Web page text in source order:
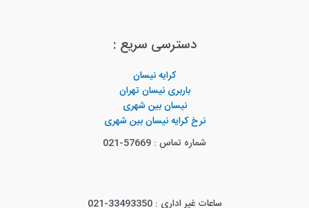
دسترسی سریع :
کرایه نیسان
باربری نیسان تهران
نیسان بین شهری
نرخ کرایه نیسان بین شهری
شماره تماس : 57669-021
ساعات غیر اداری : 33493350-021